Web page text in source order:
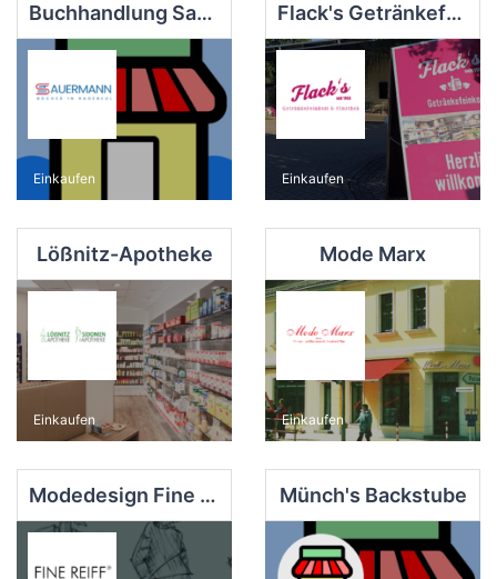
Buchhandlung Sauermann
Einkaufen
Flack's Getränkefeinkost - Vinothek - Craftbeer
Einkaufen
Lößnitz-Apotheke
Einkaufen
Mode Marx
Einkaufen
Modedesign Fine Reiff Münch's Backstube